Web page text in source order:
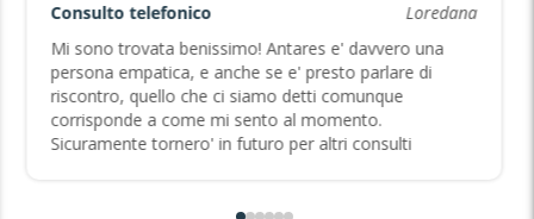
Consulto telefonico
Loredana
Mi sono trovata benissimo! Antares e' davvero una
persona empatica, e anche se e' presto parlare di
riscontro, quello che ci siamo detti comunque
corrisponde a come mi sento al momento.
Sicuramente tornero' in futuro per altri consulti